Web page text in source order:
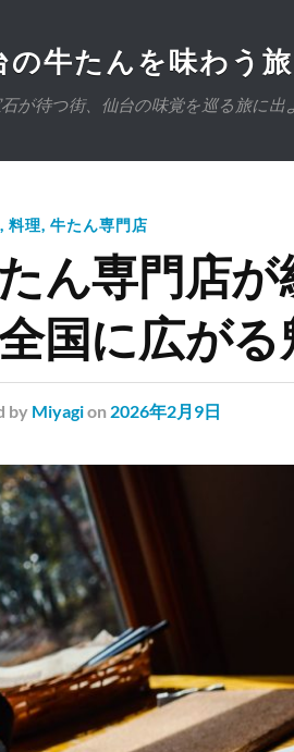
の牛たんを味わう
が待つ街、仙台の味覚を巡る旅に出
, 料理, 牛たん専門店
ん専門店
国に広が
by Miyagion 2026年2月9日